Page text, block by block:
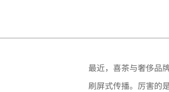
最近，喜茶与奢侈品
刷屏式传播。厉害的